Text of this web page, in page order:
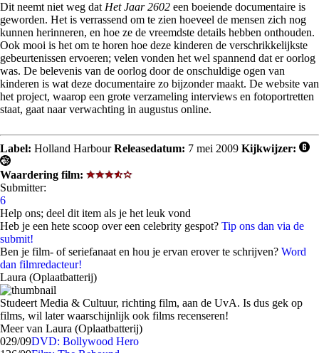
Dit neemt niet weg dat Het Jaar 2602 een boeiende documentaire is
geworden. Het is verrassend om te zien hoeveel de mensen zich nog
kunnen herinneren, en hoe ze de vreemdste details hebben onthouden.
Ook mooi is het om te horen hoe deze kinderen de verschrikkelijkste
gebeurtenissen ervoeren; velen vonden het wel spannend dat er oorlog
was. De belevenis van de oorlog door de onschuldige ogen van
kinderen is wat deze documentaire zo bijzonder maakt. De website van
het project, waarop een grote verzameling interviews en fotoportretten
staat, gaat naar verwachting in augustus online.
Label: Holland HarbourReleasedatum: 7 mei 2009 Kijkwijzer:
Waardering film:
Submitter:
6
Help ons; deel dit item als je het leuk vond
Heb je een hete scoop over een celebrity gespot? Tip ons dan via de
submit!
Ben je film- of seriefanaat en hou je ervan erover te schrijven? Word
dan filmredacteur!
Laura (Oplaatbatterij)
Studeert Media & Cultuur, richting film, aan de UvA. Is dus gek op
films, wil later waarschijnlijk ook films recenseren!
Meer van Laura (Oplaatbatterij)
029/09DVD: Bollywood Hero